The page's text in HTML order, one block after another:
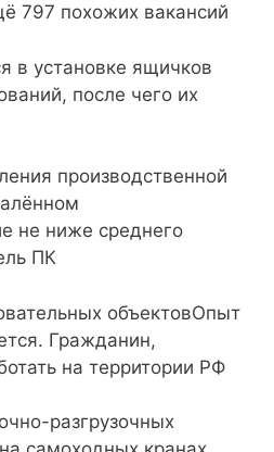
797 похожих вакансий
в установке ящичков
после чего их
производственной
не ниже среднего
ПК
объектовОпыт
Гражданин,
на территории РФ
разгрузочных